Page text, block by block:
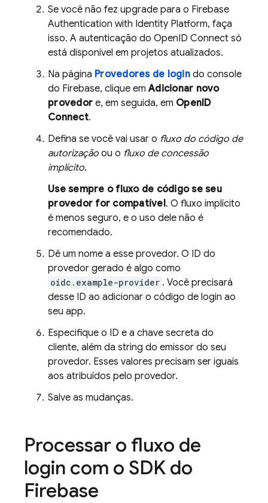
Se você não fez upgrade para o Firebase
Authentication with Identity Platform, faça
isso. A autenticação do OpenID Connect só
está disponível em projetos atualizados.
Na página Provedores de logindo console
do Firebase, clique emAdicionar novo
provedor e, em seguida, em OpenID
Connect.
Defina se você vai usar o fluxo do código de
autorização ou o fluxo de concessão
implícito.
Use sempre o fluxo de código se seu
provedor for compatível. O fluxo implícito
é menos seguro, e o uso dele não é
recomendado.
Dê um nome a esse provedor. O ID do
provedor gerado é algo como
oidc.example-provider . Você precisará
desse ID ao adicionar o código de login ao
seu app.
Especifique o ID e a chave secreta do
cliente, além da string do emissor do seu
provedor. Esses valores precisam ser iguais
aos atribuídos pelo provedor.
Salve as mudanças.
Processar o fluxo de
login com o SDK do
Firebase